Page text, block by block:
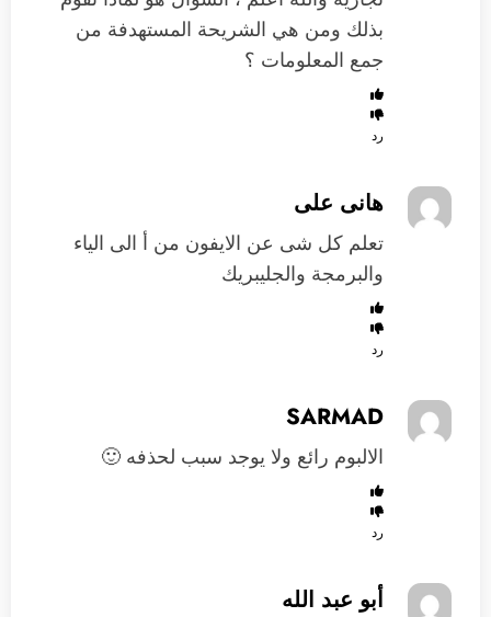
بذلك ومن هي الشريحة المستهدفة من
جمع المعلومات ؟
رد
هانى على
تعلم كل شى عن الايفون من أ الى الياء
والبرمجة والجليبريك
رد
SARMAD
الالبوم رائع ولا يوجد سبب لحذفه 🙂
رد
أبو عبد الله